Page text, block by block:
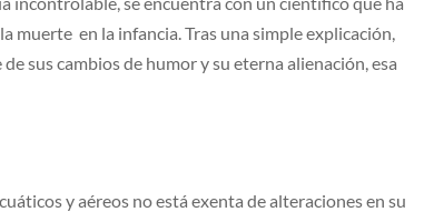
muerte en la infancia. Tras una simple explicación,
sus cambios de humor y su eterna alienación, esa
y aéreos no está exenta de alteraciones en su